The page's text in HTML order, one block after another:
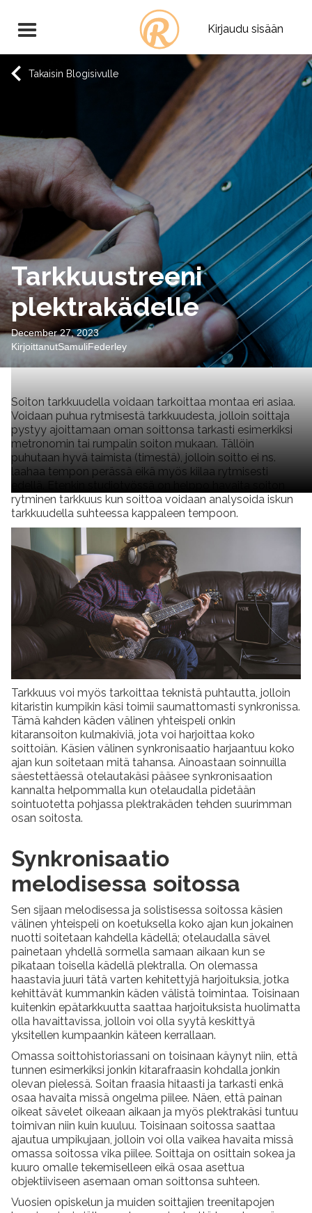
Kirjaudu sisään
Takaisin Blogisivulle
Tarkkuustreeni
plektrakädelle
December 27, 2023
KirjoittanutSamuliFederley
Soiton tarkkuudella voidaan tarkoittaa montaa eri asiaa.
Voidaan puhua rytmisestä tarkkuudesta, jolloin soittaja
pystyy ajoittamaan oman soittonsa tarkasti esimerkiksi
metronomin tai rumpalin soiton mukaan. Tällöin
puhutaan hyvä taimista (timestä), jolloin soitto ei ns.
laahaa tempon perässä eikä myös kiilaa rytmisesti
rytminen tarkkuus kun soittoa voidaan analysoida iskun
tarkkuudella suhteessa kappaleen tempoon.
Tarkkuus voi myös tarkoittaa teknistä puhtautta, jolloin
kitaristin kumpikin käsi toimii saumattomasti synkronissa.
Tämä kahden käden välinen yhteispeli onkin
kitaransoiton kulmakiviä, jota voi harjoittaa koko
soittoiän. Käsien välinen synkronisaatio harjaantuu koko
ajan kun soitetaan mitä tahansa. Ainoastaan soinnuilla
säestettäessä otelautakäsi pääsee synkronisaation
kannalta helpommalla kun otelaudalla pidetään
sointuotetta pohjassa plektrakäden tehden suurimman
osan soitosta.
Synkronisaatio
melodisessa soitossa
Sen sijaan melodisessa ja solistisessa soitossa käsien
välinen yhteispeli on koetuksella koko ajan kun jokainen
nuotti soitetaan kahdella kädellä; otelaudalla sävel
painetaan yhdellä sormella samaan aikaan kun se
pikataan toisella kädellä plektralla. On olemassa
haastavia juuri tätä varten kehitettyjä harjoituksia, jotka
kehittävät kummankin käden välistä toimintaa. Toisinaan
kuitenkin epätarkkuutta saattaa harjoituksista huolimatta
olla havaittavissa, jolloin voi olla syytä keskittyä
yksitellen kumpaankin käteen kerrallaan.
Omassa soittohistoriassani on toisinaan käynyt niin, että
tunnen esimerkiksi jonkin kitarafraasin kohdalla jonkin
olevan pielessä. Soitan fraasia hitaasti ja tarkasti enkä
osaa havaita missä ongelma piilee. Näen, että painan
oikeat sävelet oikeaan aikaan ja myös plektrakäsi tuntuu
toimivan niin kuin kuuluu. Toisinaan soitossa saattaa
ajautua umpikujaan, jolloin voi olla vaikea havaita missä
omassa soitossa vika piilee. Soittaja on osittain sokea ja
kuuro omalle tekemiselleen eikä osaa asettua
objektiiviseen asemaan oman soittonsa suhteen.
Vuosien opiskelun ja muiden soittajien treenitapojen